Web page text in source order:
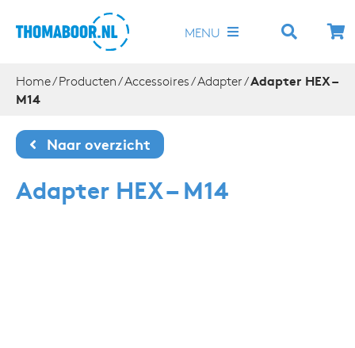
naar
MENU
Diamantboren
Zaagbladen
Accessoires
Home/Producten/Accessoires/Adapter/Adapter HEX –
M14
Naar overzicht
Adapter HEX – M14